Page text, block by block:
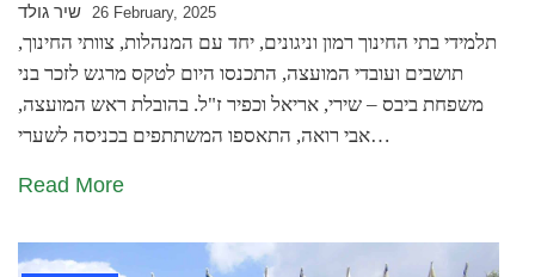
שיר גולד 26 February, 2025
תלמידי בתי החינוך רמון וניגונים, יחד עם המנהלות, צוותי החינוך,
תושבים ועובדי המועצה, התכנסו היום לטקס מרגש לזכר בני
משפחת ביבס – שירי, אריאל וכפיר ז"ל. בהובלת ראש המועצה,
אבי רואה, התאספו המשתתפים בכניסה לשערי…
Read More